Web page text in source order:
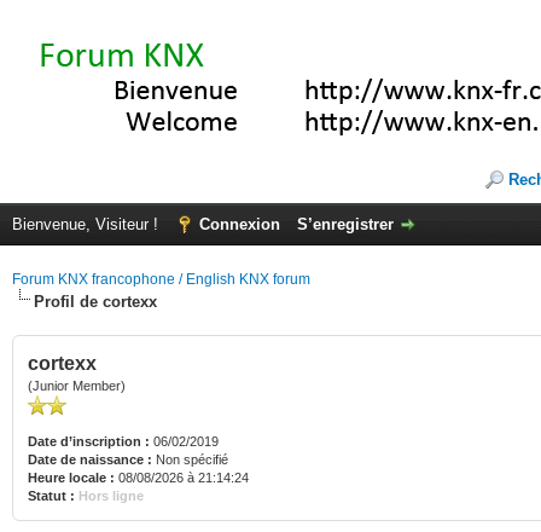
Bienvenue, Visiteur ! Connexion S’enregistrer
Forum KNX francophone / English KNX forum
Profil de cortexx
cortexx
(Junior Member)
Date d’inscription : 06/02/2019
Date de naissance : Non spécifié
Heure locale : 08/08/2026 à 21:14:24
Statut : Hors ligne